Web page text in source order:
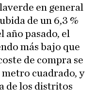
en general
de un 6,3 %
año pasado, el
más bajo que
de compra se
metro cuadrado, y
de los distritos